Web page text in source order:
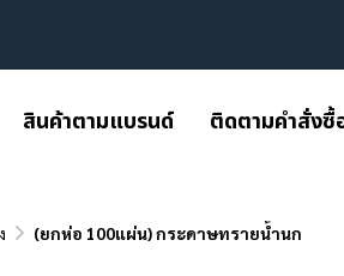
สินค้าตามแบรนด์ ติดตามคำสั่งซื้
(ยกห่อ 100แผ่น) กระดาษทรายน้ำนก